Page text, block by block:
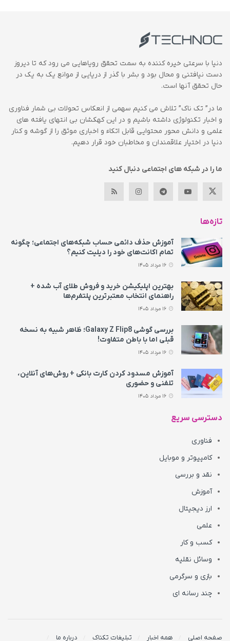
دنیا با سرعتی خیره کننده به سمت تحقق رویاهایی می رود که تا دیروز
دست نیافتنی و محال بود و بشر با گذر از دریایی از موانع یک به یک در
حال تحقق آنها است.
ما در” تک ناک” تلاش می کنیم سهمی از انعکاس تحولات بی شمار فناوری
و اخبار تکنولوژی داشته باشیم و در این کهکشان بی انتهای یافته های
علمی و دانش محور محتوایی قابل اتکاء و اخباری موثق را از گوشه و کنار
دنیا در اختیار علاقمندان و مخاطبان خود قرار دهیم.
ما را در شبکه های اجتماعی دنبال کنید
تازه‌ها
آموزش حذف دائمی حساب شبکه‌های اجتماعی؛ چگونه
تمام اکانت‌های خود را دیلیت کنیم؟
بهترین اپلیکیشن خرید و فروش طلای آب شده +
راهنمای انتخاب معتبرترین پلتفرم‌ها
بررسی گوشی Galaxy Z Flip8؛ ظاهر شبیه به نسخه
قبلی اما با باطن متفاوت!
آموزش مسدود کردن کارت بانکی + روش‌های آنلاین،
تلفنی و حضوری
دسترسی سریع
فناوری
کامپیوتر و موبایل
نقد و بررسی
آموزش
ارز دیجیتال
علمی
کسب و کار
وسائل نقلیه
بازی و سرگرمی
چند رسانه ای
صفحه اصلی همه اخبار تبلیغات تکناک درباره ما